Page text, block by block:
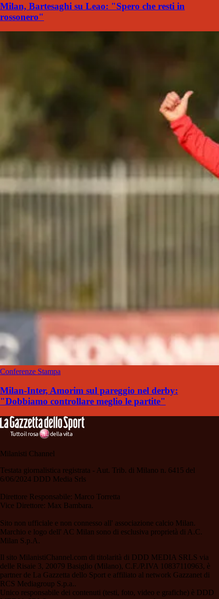
Milan, Bartesaghi su Leao: "Spero che resti in
rossonero"
Conferenze Stampa
Milan-Inter, Amorim sul pareggio nel derby:
"Dobbiamo controllare meglio le partite"
Milanisti Channel
Testata giornalistica registrata - Aut. Trib. di Milano n. 6415 del
6/06/2024 DDD Media Srls
Direttore Responsabile: Marco Torretta
Vice Direttore: Max Bambara.
Sito non ufficiale e non connesso all' associazione calcio Milan.
Marchio e logo dell' AC Milan sono di esclusiva proprietà di A.C.
Milan S.p.A.
Il sito MilanistiChannel.com di titolarità di DDD MEDIA SRLS via
delle Risaie 3, 20079 Basiglio (Milano), C.F./P.IVA 10837110963, è
partner de La Gazzetta dello Sport e affiliato al network Gazzanet di
RCS Mediagroup S.p.a..
Unico responsabile dei contenuti (testi, foto, video e grafiche) è DDD